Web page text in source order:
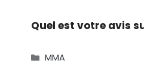
Quel est votre avis
Catégories
MMA